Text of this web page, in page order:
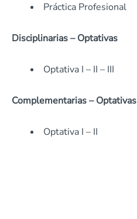
Práctica Profesional
Disciplinarias – Optativas
Optativa I – II – III
Complementarias – Optativas
Optativa I – II